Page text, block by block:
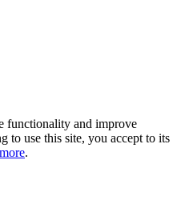
functionality and improve
to use this site, you accept to its
.